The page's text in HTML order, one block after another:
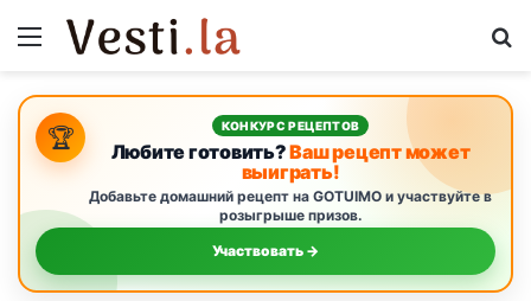
Menu
🏆 КОНКУРС РЕЦЕПТОВ
Любите готовить?Ваш рецепт может
выиграть!
Добавьте домашний рецепт на GOTUIMO и участвуйте в
розыгрыше призов.
Участвовать →